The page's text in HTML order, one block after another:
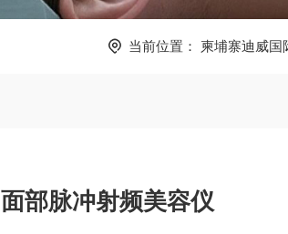
当前位置： 柬埔寨迪威国
面部脉冲射频美容仪